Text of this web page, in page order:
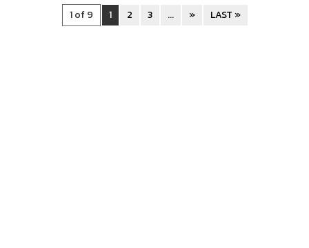
1 of 9 1 2 3 ... » LAST »